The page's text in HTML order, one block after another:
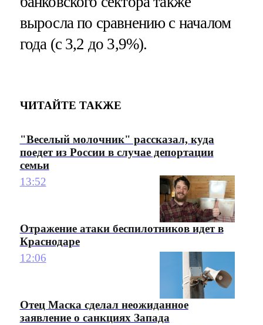
выросла по сравнению с началом
года (с 3,2 до 3,9%).
ЧИТАЙТЕ ТАКЖЕ
"Веселый молочник" рассказал, куда
поедет из России в случае депортации
семьи
13:52
Отражение атаки беспилотников идет в
Краснодаре
12:06
Отец Маска сделал неожиданное
заявление о санкциях Запада